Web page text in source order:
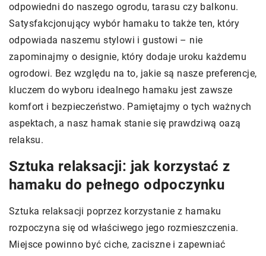
odpowiedni do naszego ogrodu, tarasu czy balkonu.
Satysfakcjonujący wybór hamaku to także ten, który
odpowiada naszemu stylowi i gustowi – nie
zapominajmy o designie, który dodaje uroku każdemu
ogrodowi. Bez względu na to, jakie są nasze preferencje,
kluczem do wyboru idealnego hamaku jest zawsze
komfort i bezpieczeństwo. Pamiętajmy o tych ważnych
aspektach, a nasz hamak stanie się prawdziwą oazą
relaksu.
Sztuka relaksacji: jak korzystać z
hamaku do pełnego odpoczynku
Sztuka relaksacji poprzez korzystanie z hamaku
rozpoczyna się od właściwego jego rozmieszczenia.
Miejsce powinno być ciche, zaciszne i zapewniać